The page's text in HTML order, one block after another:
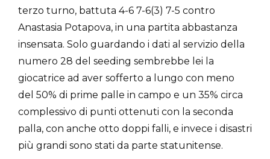
terzo turno, battuta 4-6 7-6(3) 7-5 contro
Anastasia Potapova, in una partita abbastanza
insensata. Solo guardando i dati al servizio della
numero 28 del seeding sembrebbe lei la
giocatrice ad aver sofferto a lungo con meno
del 50% di prime palle in campo e un 35% circa
complessivo di punti ottenuti con la seconda
palla, con anche otto doppi falli, e invece i disastri
più grandi sono stati da parte statunitense.